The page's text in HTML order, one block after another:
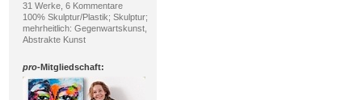
31 Werke, 6 Kommentare
100% Skulptur/Plastik; Skulptur;
mehrheitlich: Gegenwartskunst,
Abstrakte Kunst
pro-Mitgliedschaft: